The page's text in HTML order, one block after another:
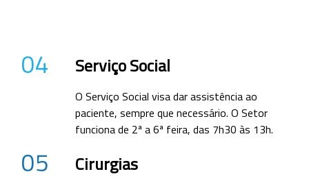
04 Serviço Social
O Serviço Social visa dar assistência ao
paciente, sempre que necessário. O Setor
funciona de 2ª a 6ª feira, das 7h30 às 13h.
05 Cirurgias